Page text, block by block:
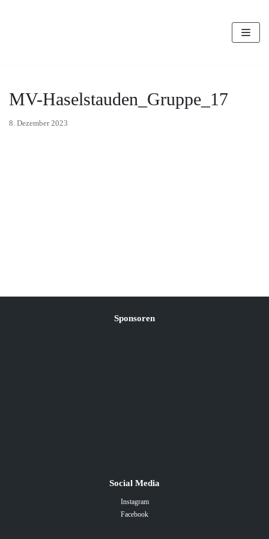
MV-Haselstauden_Gruppe_17
8. Dezember 2023
Sponsoren
Social Media
Instagram
Facebook